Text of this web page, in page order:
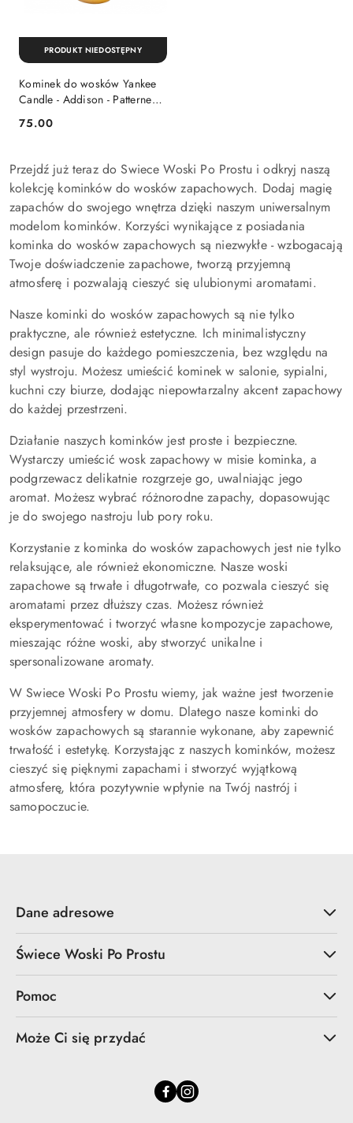
Kominek do wosków Yankee
Candle - Addison - Patterned
Cena:
75.00
PRODUKT NIEDOSTĘPNY
Przejdź już teraz do Swiece Woski Po Prostu i odkryj naszą
kolekcję kominków do wosków zapachowych. Dodaj magię
zapachów do swojego wnętrza dzięki naszym uniwersalnym
modelom kominków. Korzyści wynikające z posiadania
kominka do wosków zapachowych są niezwykłe - wzbogacają
Twoje doświadczenie zapachowe, tworzą przyjemną
atmosferę i pozwalają cieszyć się ulubionymi aromatami.
Nasze kominki do wosków zapachowych są nie tylko
praktyczne, ale również estetyczne. Ich minimalistyczny
design pasuje do każdego pomieszczenia, bez względu na
styl wystroju. Możesz umieścić kominek w salonie, sypialni,
kuchni czy biurze, dodając niepowtarzalny akcent zapachowy
do każdej przestrzeni.
Działanie naszych kominków jest proste i bezpieczne.
Wystarczy umieścić wosk zapachowy w misie kominka, a
podgrzewacz delikatnie rozgrzeje go, uwalniając jego
aromat. Możesz wybrać różnorodne zapachy, dopasowując
je do swojego nastroju lub pory roku.
Korzystanie z kominka do wosków zapachowych jest nie tylko
relaksujące, ale również ekonomiczne. Nasze woski
zapachowe są trwałe i długotrwałe, co pozwala cieszyć się
aromatami przez dłuższy czas. Możesz również
eksperymentować i tworzyć własne kompozycje zapachowe,
mieszając różne woski, aby stworzyć unikalne i
spersonalizowane aromaty.
W Swiece Woski Po Prostu wiemy, jak ważne jest tworzenie
przyjemnej atmosfery w domu. Dlatego nasze kominki do
wosków zapachowych są starannie wykonane, aby zapewnić
trwałość i estetykę. Korzystając z naszych kominków, możesz
cieszyć się pięknymi zapachami i stworzyć wyjątkową
atmosferę, która pozytywnie wpłynie na Twój nastrój i
samopoczucie.
Dane adresowe
Świece Woski Po Prostu
Pomoc
Może Ci się przydać